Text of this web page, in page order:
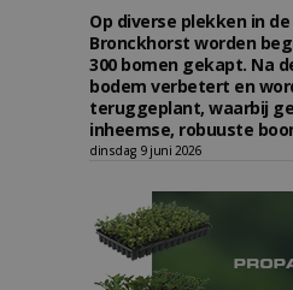
Op diverse plekken in
Bronckhorst worden
300 bomen gekapt. Na
bodem verbetert en
teruggeplant, waarbij
inheemse, robuuste
dinsdag 9 juni 2026